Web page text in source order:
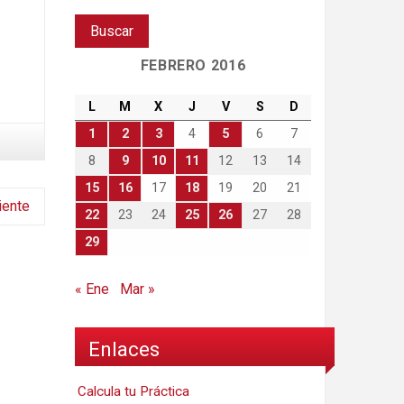
FEBRERO 2016
L M X J V S
D
1
2 3 4 5 6
7
8
9 10 11 12 13
14
15
16 17 18 19 20
21
22
23 24 25 26 27
28
29
« Ene Mar »
Enlaces
Calcula tu Práctica